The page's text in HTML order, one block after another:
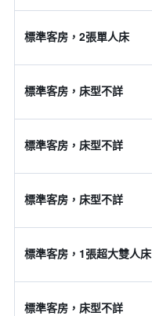
標準客房，2張單人床
標準客房，床型不詳
標準客房，床型不詳
標準客房，床型不詳
標準客房，1張超大雙人床
標準客房，床型不詳